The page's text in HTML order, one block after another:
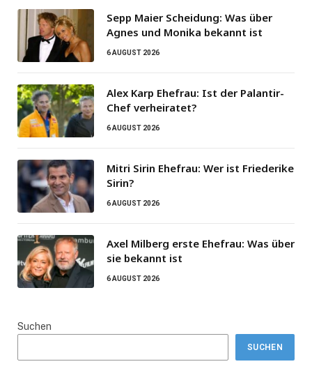
Sepp Maier Scheidung: Was über
Agnes und Monika bekannt ist
6 AUGUST 2026
Alex Karp Ehefrau: Ist der Palantir-
Chef verheiratet?
6 AUGUST 2026
Mitri Sirin Ehefrau: Wer ist Friederike
Sirin?
6 AUGUST 2026
Axel Milberg erste Ehefrau: Was über
sie bekannt ist
6 AUGUST 2026
Suchen
SUCHEN